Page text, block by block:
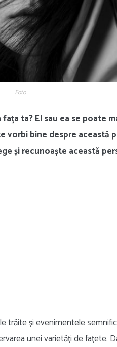
Foto
ta? El sau ea se poate
vorbi bine despre această
și recunoaște această
trăite și evenimentele
unei varietăți de fațete.